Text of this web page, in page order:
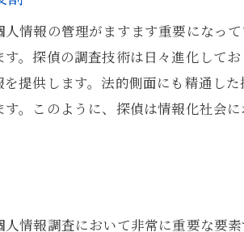
探偵が直面する
調査の現場から見
探偵が守るべき
東京都での調査
情報収集の具体
情報の管理がますます重要になっ
。探偵の調査技術は日々進化して
提供します。法的側面にも精通し
。このように、探偵は情報化社会
情報調査において非常に重要な要